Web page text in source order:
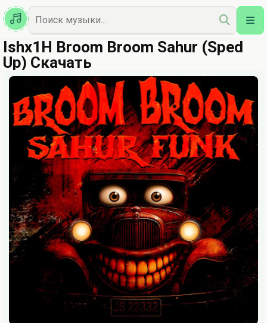
Казахская
Наш Топ
Ishx1H Broom Broom Sahur (Sped
Up) Скачать